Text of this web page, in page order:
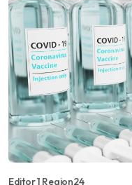
Editor 1 Region24